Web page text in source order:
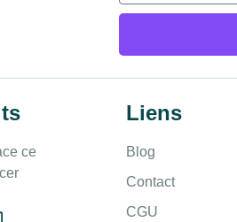
ce
Liens
Blog
Contact
CGU